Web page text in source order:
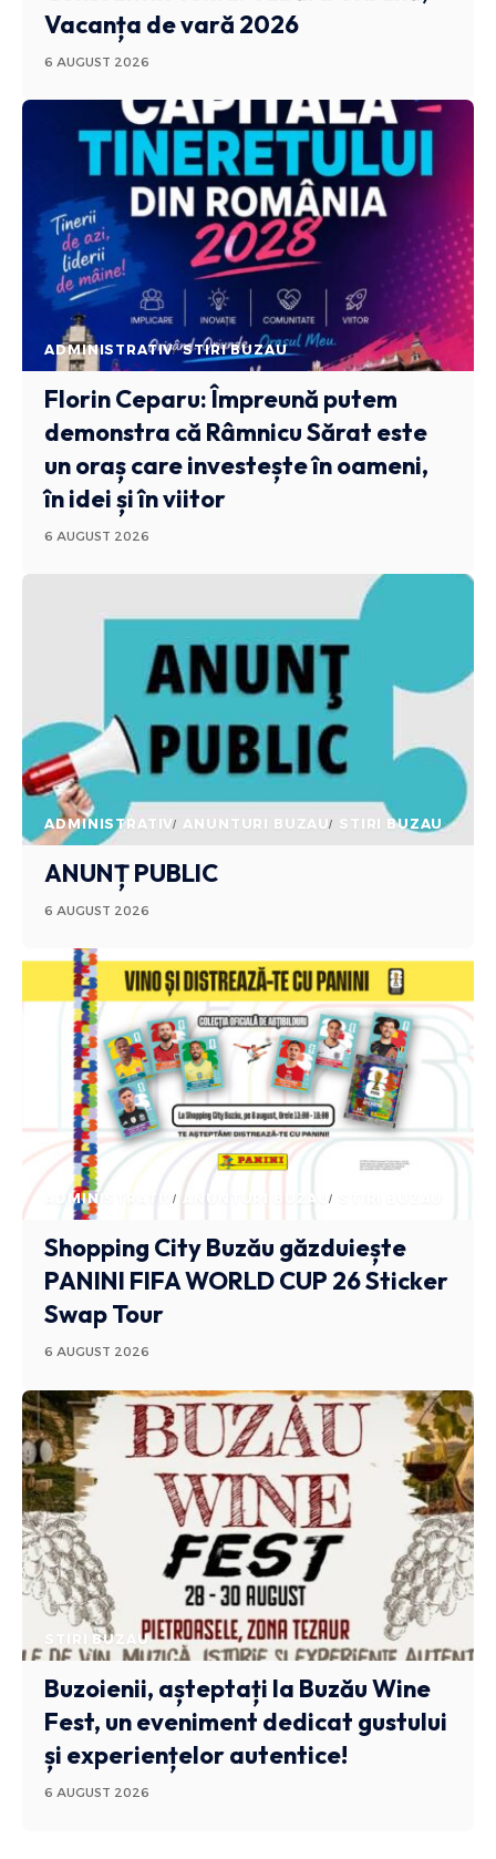
Vacanța de vară 2026
6 AUGUST 2026
ADMINISTRATIV STIRI BUZAU
Florin Ceparu: Împreună putem
demonstra că Râmnicu Sărat este
un oraș care investește în oameni,
în idei și în viitor
6 AUGUST 2026
ADMINISTRATIV ANUNTURI BUZAU STIRI BUZAU
ANUNȚ PUBLIC
6 AUGUST 2026
ADMINISTRATIV ANUNTURI BUZAU
Shopping City Buzău găzduiește
PANINI FIFA WORLD CUP 26 Sticker
Swap Tour
6 AUGUST 2026
STIRI BUZAU
Buzoienii, așteptați la Buzău Wine
Fest, un eveniment dedicat gustului
și experiențelor autentice!
6 AUGUST 2026